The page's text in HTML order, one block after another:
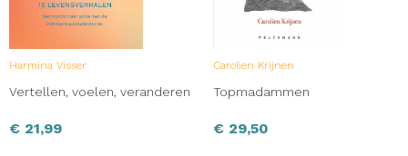
Harmina Visser
Vertellen, voelen, veranderen
€ 21,99
Carolien Krijnen
Topmadammen
€ 29,50